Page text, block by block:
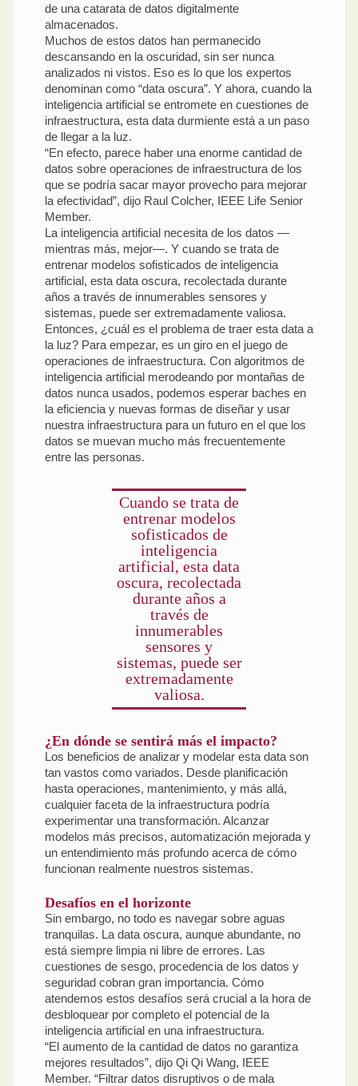
de una catarata de datos digitalmente
almacenados.
Muchos de estos datos han permanecido
descansando en la oscuridad, sin ser nunca
analizados ni vistos. Eso es lo que los expertos
denominan como “data oscura”. Y ahora, cuando la
inteligencia artificial se entromete en cuestiones de
infraestructura, esta data durmiente está a un paso
de llegar a la luz.
“En efecto, parece haber una enorme cantidad de
datos sobre operaciones de infraestructura de los
que se podría sacar mayor provecho para mejorar
la efectividad”, dijo Raul Colcher, IEEE Life Senior
Member.
La inteligencia artificial necesita de los datos —
mientras más, mejor—. Y cuando se trata de
entrenar modelos sofisticados de inteligencia
artificial, esta data oscura, recolectada durante
años a través de innumerables sensores y
sistemas, puede ser extremadamente valiosa.
Entonces, ¿cuál es el problema de traer esta data a
la luz? Para empezar, es un giro en el juego de
operaciones de infraestructura. Con algoritmos de
inteligencia artificial merodeando por montañas de
datos nunca usados, podemos esperar baches en
la eficiencia y nuevas formas de diseñar y usar
nuestra infraestructura para un futuro en el que los
datos se muevan mucho más frecuentemente
entre las personas.
Cuando se trata de
entrenar modelos
sofisticados de
inteligencia
artificial, esta data
oscura, recolectada
durante años a
través de
innumerables
sensores y
sistemas, puede ser
extremadamente
valiosa.
¿En dónde se sentirá más el impacto?
Los beneficios de analizar y modelar esta data son
tan vastos como variados. Desde planificación
hasta operaciones, mantenimiento, y más allá,
cualquier faceta de la infraestructura podría
experimentar una transformación. Alcanzar
modelos más precisos, automatización mejorada y
un entendimiento más profundo acerca de cómo
funcionan realmente nuestros sistemas.
Desafíos en el horizonte
Sin embargo, no todo es navegar sobre aguas
tranquilas. La data oscura, aunque abundante, no
está siempre limpia ni libre de errores. Las
cuestiones de sesgo, procedencia de los datos y
seguridad cobran gran importancia. Cómo
atendemos estos desafíos será crucial a la hora de
desbloquear por completo el potencial de la
inteligencia artificial en una infraestructura.
“El aumento de la cantidad de datos no garantiza
mejores resultados”, dijo Qi Qi Wang, IEEE
Member. “Filtrar datos disruptivos o de mala